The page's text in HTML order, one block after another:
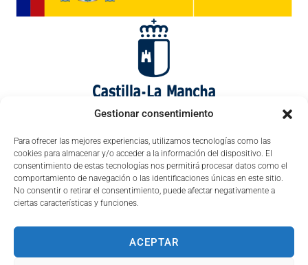
Gestionar consentimiento
Para ofrecer las mejores experiencias, utilizamos tecnologías como las
cookies para almacenar y/o acceder a la información del dispositivo. El
consentimiento de estas tecnologías nos permitirá procesar datos como el
comportamiento de navegación o las identificaciones únicas en este sitio.
No consentir o retirar el consentimiento, puede afectar negativamente a
ciertas características y funciones.
ACEPTAR